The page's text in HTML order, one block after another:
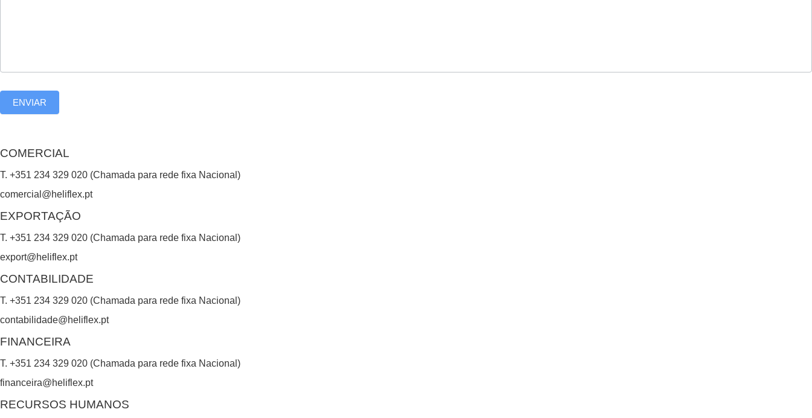
ENVIAR
v
e
t
i
s
b
a
n
k
.
COMERCIAL
T. +351 234 329 020 (Chamada para rede fixa Nacional)
comercial@heliflex.pt
EXPORTAÇÃO
T. +351 234 329 020 (Chamada para rede fixa Nacional)
export@heliflex.pt
CONTABILIDADE
T. +351 234 329 020 (Chamada para rede fixa Nacional)
contabilidade@heliflex.pt
FINANCEIRA
T. +351 234 329 020 (Chamada para rede fixa Nacional)
financeira@heliflex.pt
RECURSOS HUMANOS